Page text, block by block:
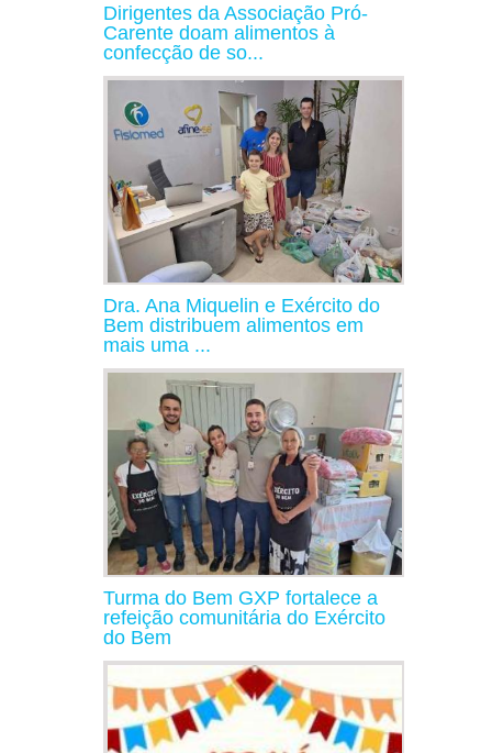
Dirigentes da Associação Pró-
Carente doam alimentos à
confecção de so...
Dra. Ana Miquelin e Exército do
Bem distribuem alimentos em
mais uma ...
Turma do Bem GXP fortalece a
refeição comunitária do Exército
do Bem